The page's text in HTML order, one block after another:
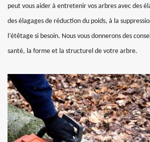
peut vous aider à entretenir vos arbres avec des
des élagages de réduction du poids, à la
l’étêtage si besoin. Nous vous donnerons des
santé, la forme et la structurel de votre arbre.